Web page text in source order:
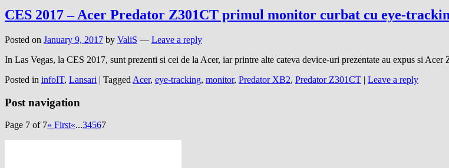
CES 2017 – Acer Predator Z301CT primul monitor curbat cu eye-
Posted on January 9, 2017 by ValiS — Leave a reply
In Las Vegas, la CES 2017, sunt prezenti si cei de la Acer, iar printre alte cateva device-uri prezentate au expus si Acer
Posted in infoIT, Lansari | Tagged Acer, eye-tracking, monitor, Predator XB2, Predator Z301CT | Leave a reply
Post navigation
Page 7 of 7« First«...34567